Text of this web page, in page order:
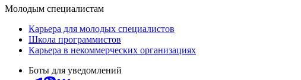
Молодым специалистам
Карьера для молодых специалистов
Школа программистов
Карьера в некоммерческих организациях
Боты для уведомлений